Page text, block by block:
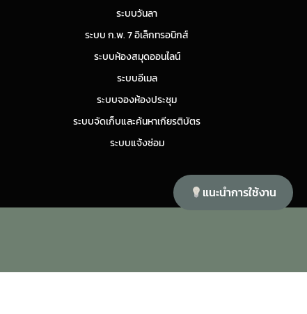
ระบบวันลา
ระบบ ก.พ. 7 อิเล็กทรอนิกส์
ระบบห้องสมุดออนไลน์
ระบบอีเมล
ระบบจองห้องประชุม
ระบบจัดเก็บและค้นหาเกียรติบัตร
ระบบแจ้งซ่อม
แนะนำการใช้งาน